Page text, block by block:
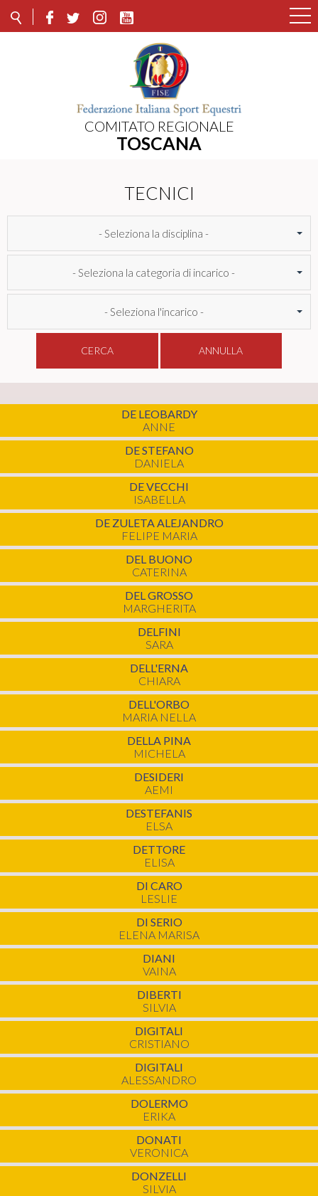
COMITATO REGIONALE
TOSCANA
TECNICI
- Seleziona la disciplina -
- Seleziona la categoria di incarico -
- Seleziona l'incarico -
CERCA ANNULLA
DE LEOBARDY
ANNE
DE STEFANO
DANIELA
DE VECCHI
ISABELLA
DE ZULETA ALEJANDRO
FELIPE MARIA
DEL BUONO
CATERINA
DEL GROSSO
MARGHERITA
DELFINI
SARA
DELL'ERNA
CHIARA
DELL'ORBO
MARIA NELLA
DELLA PINA
MICHELA
DESIDERI
AEMI
DESTEFANIS
ELSA
DETTORE
ELISA
DI CARO
LESLIE
DI SERIO
ELENA MARISA
DIANI
VAINA
DIBERTI
SILVIA
DIGITALI
CRISTIANO
DIGITALI
ALESSANDRO
DOLERMO
ERIKA
DONATI
VERONICA
DONZELLI
SILVIA